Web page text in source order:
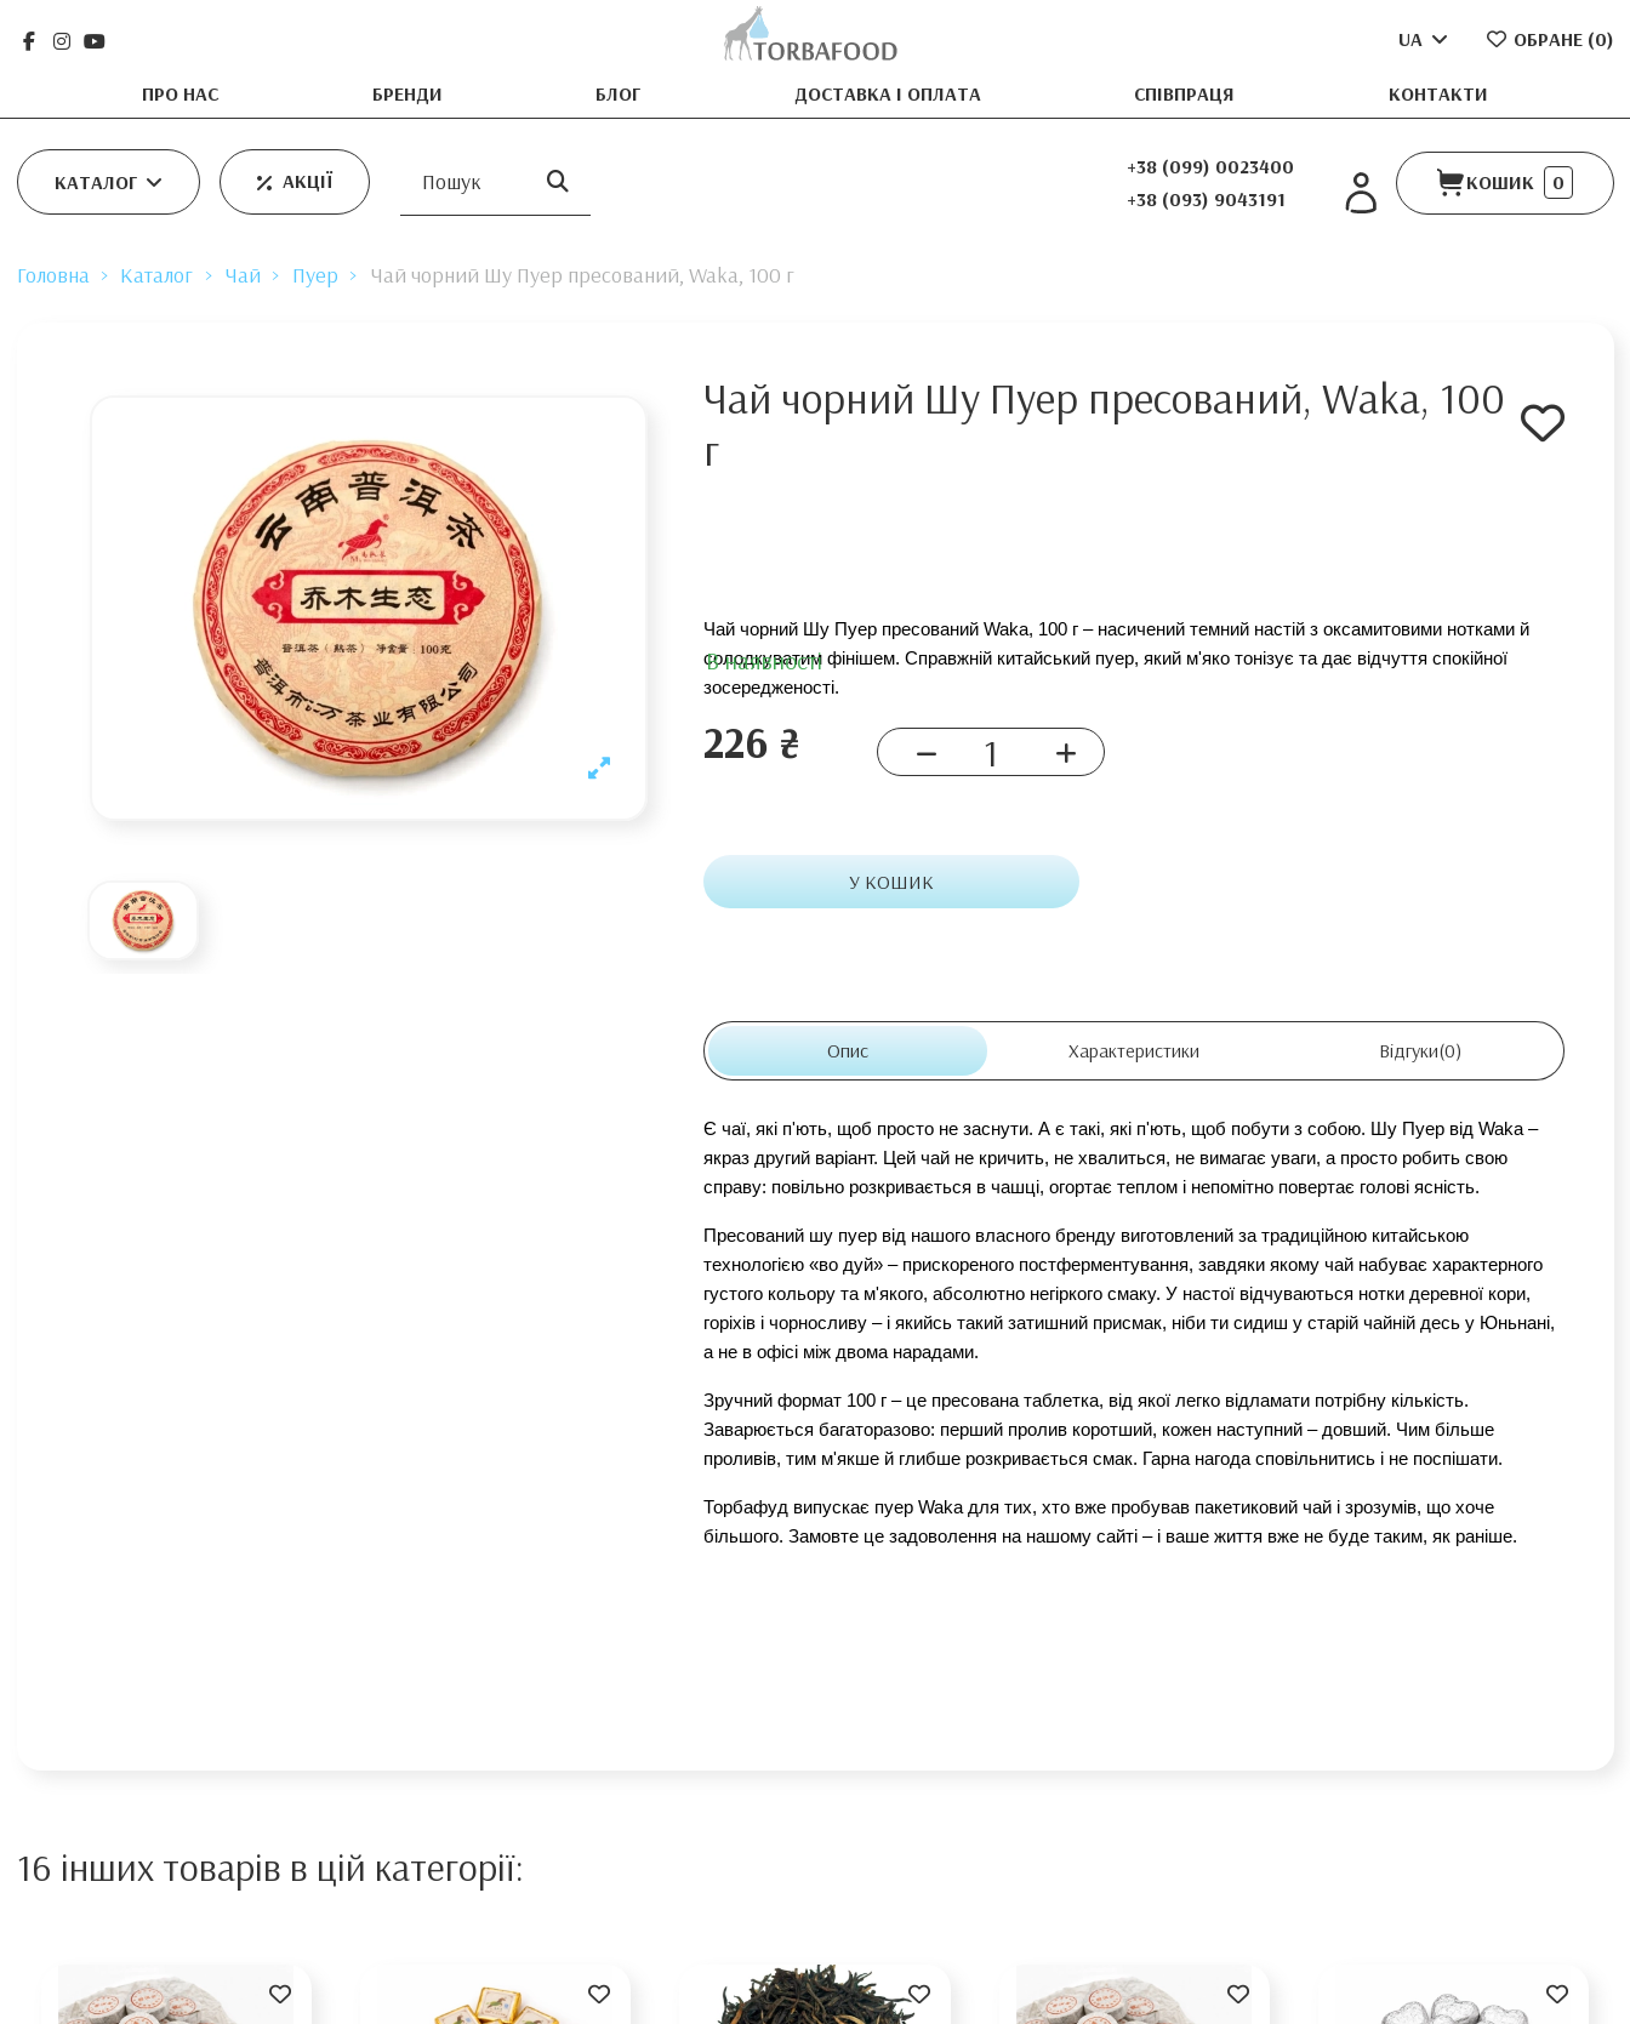
ПРО НАС БРЕНДИ БЛОГ ДОСТАВКА І ОПЛАТА СПІВПРАЦЯ КОНТАКТИ
UA ОБРАНЕ (0)
КАТАЛОГ АКЦІЇ
+38 (099) 0023400
+38 (093) 9043191
КОШИК 0
Головна Каталог Чай Пуер Чай чорний Шу Пуер пресований, Waka, 100 г
Чай чорний Шу Пуер пресований, Waka, 100
г
Чай чорний Шу Пуер пресований Waka, 100 г – насичений темний настій з оксамитовими нотками й
солодкуватим фінішем. Справжній китайський пуер, який м'яко тонізує та дає відчуття спокійної
зосередженості.
В наявності
226 ₴
У КОШИК
Опис Характеристики Відгуки(0)
Є чаї, які п'ють, щоб просто не заснути. А є такі, які п'ють, щоб побути з собою. Шу Пуер від Waka –
якраз другий варіант. Цей чай не кричить, не хвалиться, не вимагає уваги, а просто робить свою
справу: повільно розкривається в чашці, огортає теплом і непомітно повертає голові ясність.
Пресований шу пуер від нашого власного бренду виготовлений за традиційною китайською
технологією «во дуй» – прискореного постферментування, завдяки якому чай набуває характерного
густого кольору та м'якого, абсолютно негіркого смаку. У настої відчуваються нотки деревної кори,
горіхів і чорносливу – і якийсь такий затишний присмак, ніби ти сидиш у старій чайній десь у Юньнані,
а не в офісі між двома нарадами.
Зручний формат 100 г – це пресована таблетка, від якої легко відламати потрібну кількість.
Заварюється багаторазово: перший пролив коротший, кожен наступний – довший. Чим більше
проливів, тим м'якше й глибше розкривається смак. Гарна нагода сповільнитись і не поспішати.
Торбафуд випускає пуер Waka для тих, хто вже пробував пакетиковий чай і зрозумів, що хоче
більшого. Замовте це задоволення на нашому сайті – і ваше життя вже не буде таким, як раніше.
16 інших товарів в цій категорії: